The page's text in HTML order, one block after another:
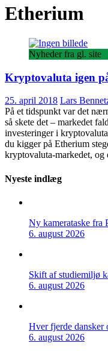
Etherium
Nyheder fra gl. site
Kryptovaluta igen
25. april 2018 Lars
På et tidspunkt var det
så skete det – markedet
investeringer i
du kigger på Etherium
kryptovaluta-markedet, og
Nyeste indlæg
Ny kamerataske
6. august 2026
Skift af studiemiljø
6. august 2026
Hver fjerde dansker
6. august 2026